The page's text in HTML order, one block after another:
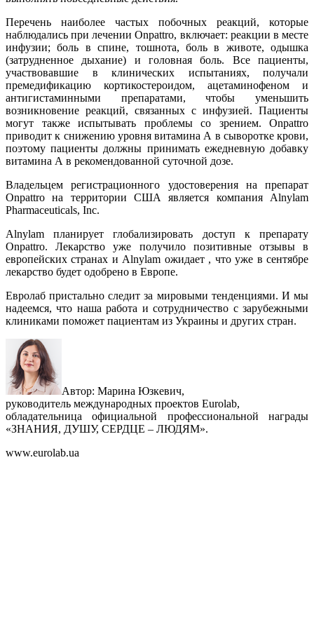
Перечень наиболее частых побочных реакций, которые
наблюдались при лечении Onpattro, включает: реакции в месте
инфузии; боль в спине, тошнота, боль в животе, одышка
(затрудненное дыхание) и головная боль. Все пациенты,
участвовавшие в клинических испытаниях, получали
премедификацию кортикостероидом, ацетаминофеном и
антигистаминными препаратами, чтобы уменьшить
возникновение реакций, связанных с инфузией. Пациенты
могут также испытывать проблемы со зрением. Onpattro
приводит к снижению уровня витамина А в сыворотке крови,
поэтому пациенты должны принимать ежедневную добавку
витамина А в рекомендованной суточной дозе.
Владельцем регистрационного удостоверения на препарат
Onpattro на территории США является компания Alnylam
Pharmaceuticals, Inc.
Alnylam планирует глобализировать доступ к препарату
Onpattro. Лекарство уже получило позитивные отзывы в
европейских странах и Alnylam ожидает , что уже в сентябре
лекарство будет одобрено в Европе.
Евролаб пристально следит за мировыми тенденциями. И мы
надеемся, что наша работа и сотрудничество с зарубежными
клиниками поможет пациентам из Украины и других стран.
Автор: Марина Юзкевич,
руководитель международных проектов Eurolab,
обладательница официальной профессиональной награды
«ЗНАНИЯ, ДУШУ, СЕРДЦЕ – ЛЮДЯМ».
www.eurolab.ua